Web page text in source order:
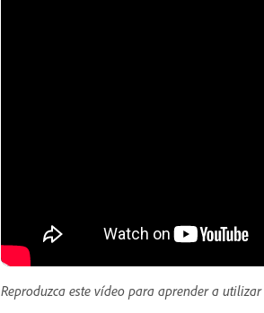
Reproduzca este vídeo para aprender a